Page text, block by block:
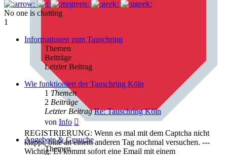
REGISTRIERUNG: Wenn es mal mit dem Captcha nicht
klappt, bitte an einem anderen Tag nochmal versuchen. ---
Wichtig: Es kommt sofort eine Email mit einem
No one is chatting
1
Informationen zum Tauschring
Themen
Beiträge
Letzter Beitrag
Wie funktioniert der Tauschring Köln
1 Themen
2 Beiträge
Letzter Beitrag Re: Tauschring Köln
von Info
Neuester
Beitrag
Angebote & Gesuche
Themen